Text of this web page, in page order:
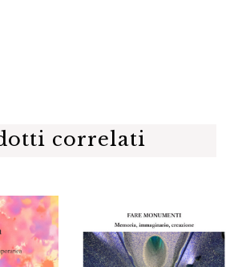
correlati